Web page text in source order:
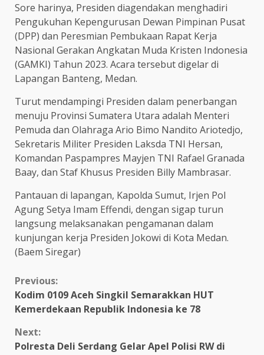
Sore harinya, Presiden diagendakan menghadiri
Pengukuhan Kepengurusan Dewan Pimpinan Pusat
(DPP) dan Peresmian Pembukaan Rapat Kerja
Nasional Gerakan Angkatan Muda Kristen Indonesia
(GAMKI) Tahun 2023. Acara tersebut digelar di
Lapangan Banteng, Medan.
Turut mendampingi Presiden dalam penerbangan
menuju Provinsi Sumatera Utara adalah Menteri
Pemuda dan Olahraga Ario Bimo Nandito Ariotedjo,
Sekretaris Militer Presiden Laksda TNI Hersan,
Komandan Paspampres Mayjen TNI Rafael Granada
Baay, dan Staf Khusus Presiden Billy Mambrasar.
Pantauan di lapangan, Kapolda Sumut, Irjen Pol
Agung Setya Imam Effendi, dengan sigap turun
langsung melaksanakan pengamanan dalam
kunjungan kerja Presiden Jokowi di Kota Medan.
(Baem Siregar)
Continue
Reading
Previous:
Kodim 0109 Aceh Singkil Semarakkan HUT
Kemerdekaan Republik Indonesia ke 78
Next:
Polresta Deli Serdang Gelar Apel Polisi RW di